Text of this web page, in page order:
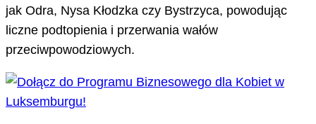
jak Odra, Nysa Kłodzka czy Bystrzyca, powodując
liczne podtopienia i przerwania wałów
przeciwpowodziowych.